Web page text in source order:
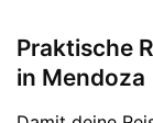
Praktische
in Mendoza